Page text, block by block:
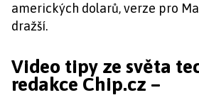
amerických dolarů, verze pro
dražší.
Video tipy ze světa
redakce Chip.cz –